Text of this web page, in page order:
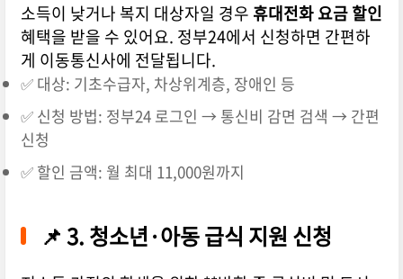
소득이 낮거나 복지 대상자일 경우 휴대전화 요금 할인
혜택을 받을 수 있어요. 정부24에서 신청하면 간편하
게 이동통신사에 전달됩니다.
✅ 대상: 기초수급자, 차상위계층, 장애인 등
✅ 신청 방법: 정부24 로그인 → 통신비 감면 검색 → 간편
신청
✅ 할인 금액: 월 최대 11,000원까지
📌 3. 청소년·아동 급식 지원 신청